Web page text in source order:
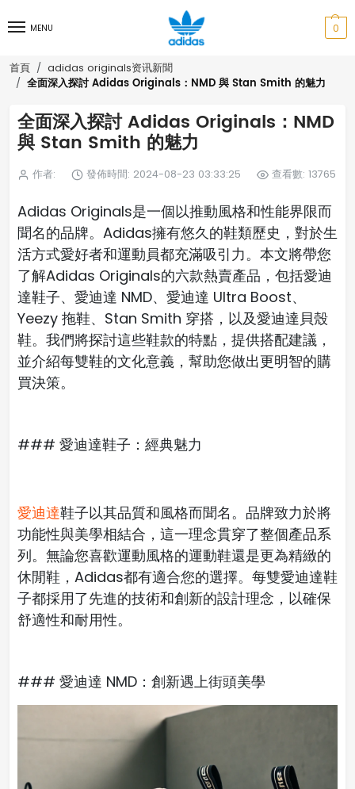
MENU 0
首頁 adidas originals资讯新聞
全面深入探討 Adidas Originals：NMD 與 Stan Smith 的魅力
全面深入探討 Adidas Originals：NMD
與 Stan Smith 的魅力
作者: 發佈時間: 2024-08-23 03:33:25 查看數: 13765
Adidas Originals是一個以推動風格和性能界限而
聞名的品牌。Adidas擁有悠久的鞋類歷史，對於生
活方式愛好者和運動員都充滿吸引力。本文將帶您
了解Adidas Originals的六款熱賣產品，包括愛迪
達鞋子、愛迪達 NMD、愛迪達 Ultra Boost、
Yeezy 拖鞋、Stan Smith 穿搭，以及愛迪達貝殼
鞋。我們將探討這些鞋款的特點，提供搭配建議，
並介紹每雙鞋的文化意義，幫助您做出更明智的購
買決策。
### 愛迪達鞋子：經典魅力
愛迪達鞋子以其品質和風格而聞名。品牌致力於將
功能性與美學相結合，這一理念貫穿了整個產品系
列。無論您喜歡運動風格的運動鞋還是更為精緻的
休閒鞋，Adidas都有適合您的選擇。每雙愛迪達鞋
子都採用了先進的技術和創新的設計理念，以確保
舒適性和耐用性。
### 愛迪達 NMD：創新遇上街頭美學